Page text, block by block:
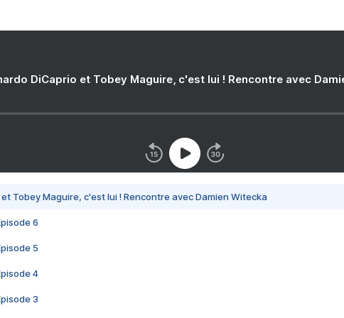
DiCaprio et Tobey Maguire, c'est lui ! Rencontre avec
Tobey Maguire, c'est lui ! Rencontre avec Damien Witecka
6
5
4
3